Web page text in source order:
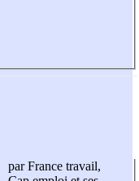
par France travail,